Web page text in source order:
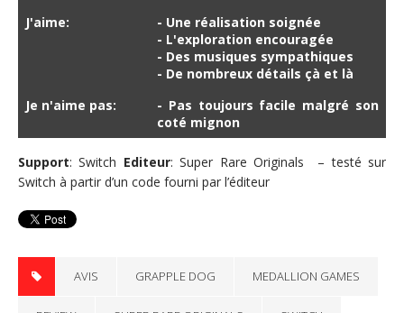
J'aime:
- Une réalisation soignée
- L'exploration encouragée
- Des musiques sympathiques
- De nombreux détails çà et là
Je n'aime pas:
- Pas toujours facile malgré son
coté mignon
Support: Switch Editeur: Super Rare Originals – testé sur
Switch à partir d’un code fourni par l’éditeur
AVIS GRAPPLE DOG MEDALLION GAMES